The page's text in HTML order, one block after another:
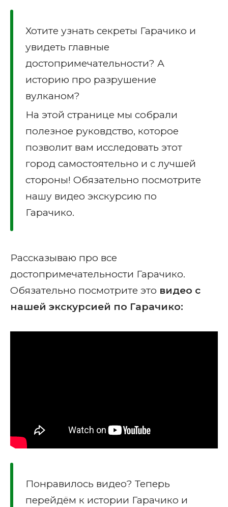
Хотите узнать секреты Гарачико и
увидеть главные
достопримечательности? А
историю про разрушение
вулканом?
На этой странице мы собрали
полезное руковдство, которое
позволит вам исследовать этот
город самостоятельно и с лучшей
стороны! Обязательно посмотрите
нашу видео экскурсию по
Гарачико.
Рассказываю про все
достопримечательности Гарачико.
Обязательно посмотрите это видео с
нашей экскурсией по Гарачико:
Понравилось видео? Теперь
перейдём к истории Гарачико и